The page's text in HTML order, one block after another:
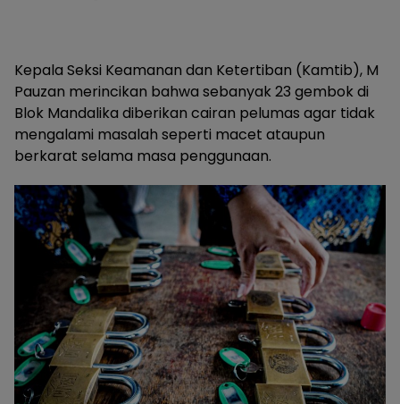
Kepala Seksi Keamanan dan Ketertiban (Kamtib), M
Pauzan merincikan bahwa sebanyak 23 gembok di
Blok Mandalika diberikan cairan pelumas agar tidak
mengalami masalah seperti macet ataupun
berkarat selama masa penggunaan.